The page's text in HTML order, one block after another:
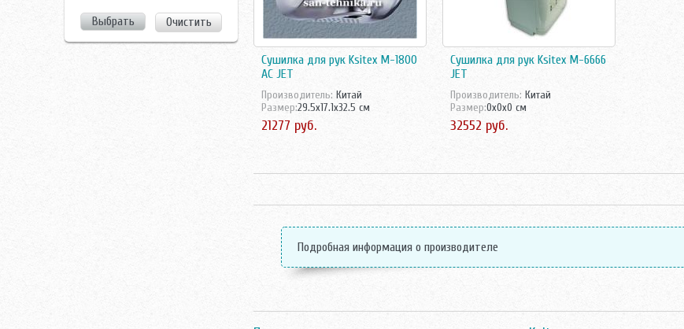
Очистить
Сушилка для рук Ksitex M-1800
АС JET
Производитель: Китай
Размер:29.5x17.1x32.5 см
21277 руб.
Сушилка для рук Ksitex M-6666
JET
Производитель: Китай
Размер:0x0x0 см
32552 руб.
Подробная информация о производителе